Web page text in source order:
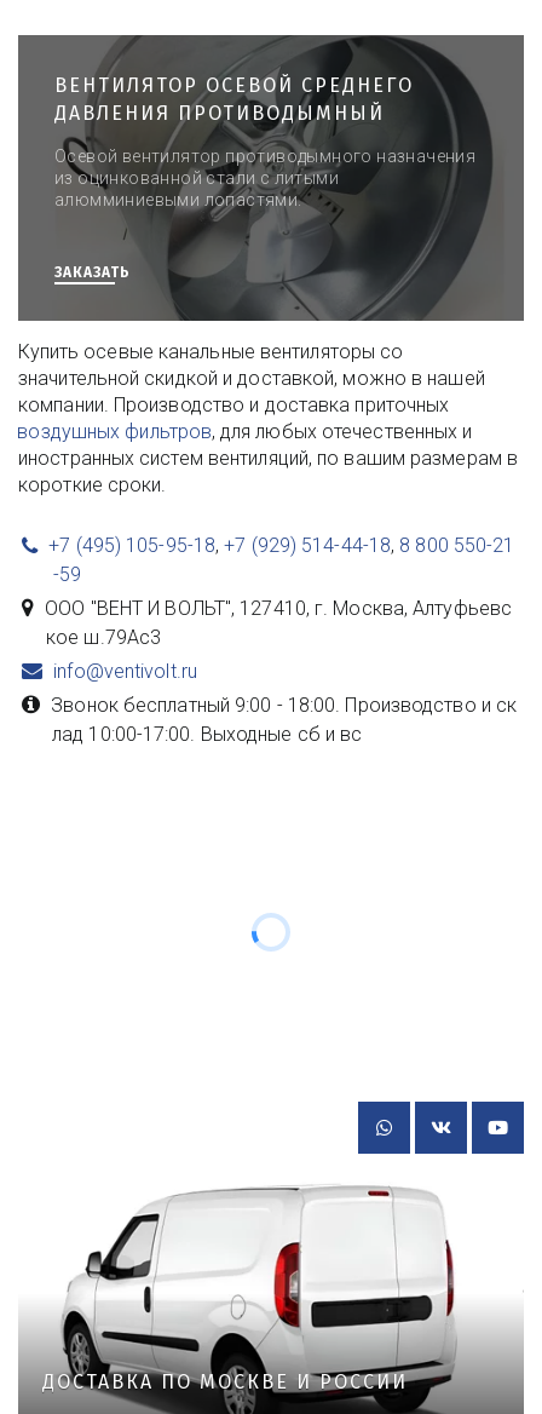
ВЕНТИЛЯТОР ОСЕВОЙ СРЕДНЕГО
ДАВЛЕНИЯ ПРОТИВОДЫМНЫЙ
Осевой вентилятор противодымного назначения
из оцинкованной стали с литыми
алюмминиевыми лопастями.
ЗАКАЗАТЬ
Купить осевые канальные вентиляторы со
значительной скидкой и доставкой, можно в нашей
воздушных фильтров, для любых отечественных и
иностранных систем вентиляций, по вашим размерам в
короткие сроки.
+7 (495) 105-95-18,+7 (929) 514-44-18, 8 800 550-21
-59
ООО "ВЕНТ И ВОЛЬТ", 127410, г. Москва,Алтуфьевс
кое ш.79Ас3
info@ventivolt.ru
Звонок бесплатный 9:00 - 18:00. Производство и ск
лад 10:00-17:00. Выходные сб и вс
ДОСТАВКА ПО МОСКВЕ И РОССИИ